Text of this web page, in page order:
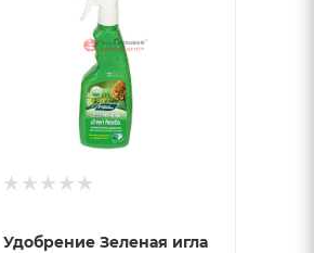
Удобрение Зеленая игла